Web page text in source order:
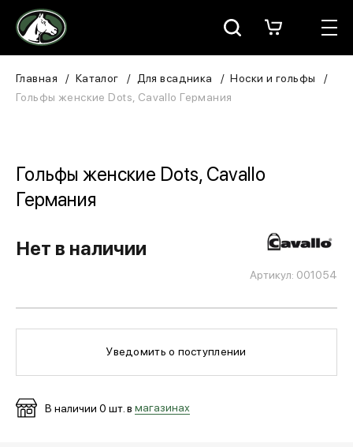
Москва
В конюшню
Для собаки
МЕДИА
Главная Каталог Для всадника
Носки и гольфы
Гольфы женские Dots, Cavallo Германия
Гольфы женские Dots, Cavallo
Германия
Артикул: 001054
Нет в наличии
Уведомить о поступлении
В наличии 0 шт. в магазинах